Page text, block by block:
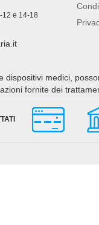
12 e 14-18
dispositivi medici,
fornite dei